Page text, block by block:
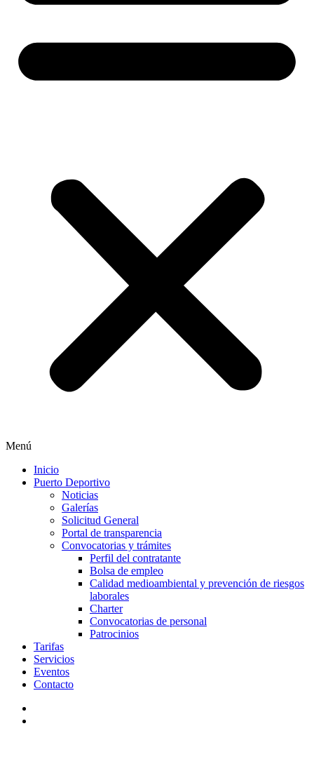
Menú
Inicio
Puerto Deportivo
Noticias
Galerías
Solicitud General
Portal de transparencia
Convocatorias y trámites
Perfil del contratante
Bolsa de empleo
Calidad medioambiental y prevención de riesgos
laborales
Charter
Convocatorias de personal
Patrocinios
Tarifas
Servicios
Eventos
Contacto